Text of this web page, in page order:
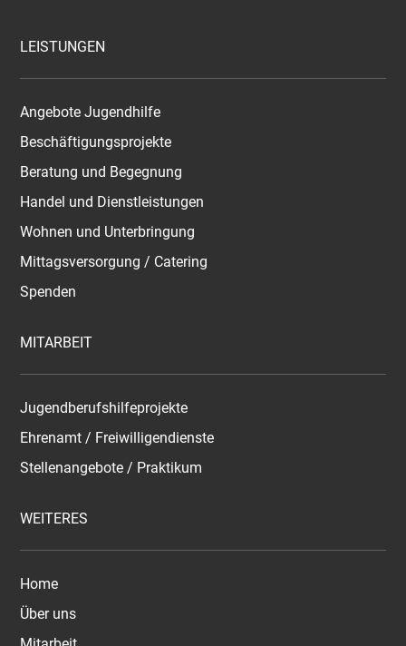
LEISTUNGEN
Angebote Jugendhilfe
Beschäftigungsprojekte
Beratung und Begegnung
Handel und Dienstleistungen
Wohnen und Unterbringung
Mittagsversorgung / Catering
Spenden
MITARBEIT
Jugendberufshilfeprojekte
Ehrenamt / Freiwilligendienste
Stellenangebote / Praktikum
WEITERES
Home
Über uns